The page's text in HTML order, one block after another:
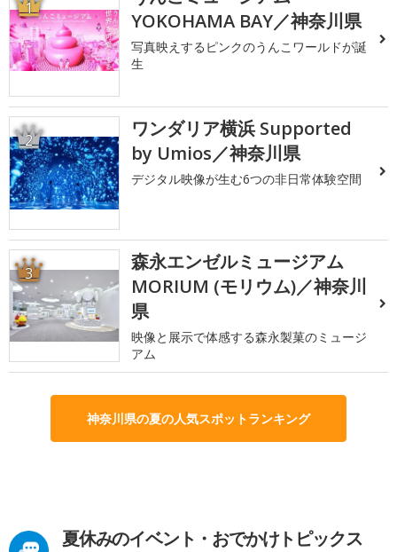
1
YOKOHAMA BAY／神奈川県
写真映えするピンクのうんこワールドが誕
生
2
ワンダリア横浜 Supported
by Umios／神奈川県
デジタル映像が生む6つの非日常体験空間
3
森永エンゼルミュージアム
MORIUM (モリウム)／神奈川
県
映像と展示で体感する森永製菓のミュージ
アム
神奈川県の夏の人気スポットランキング
夏休みのイベント・おでかけトピックス